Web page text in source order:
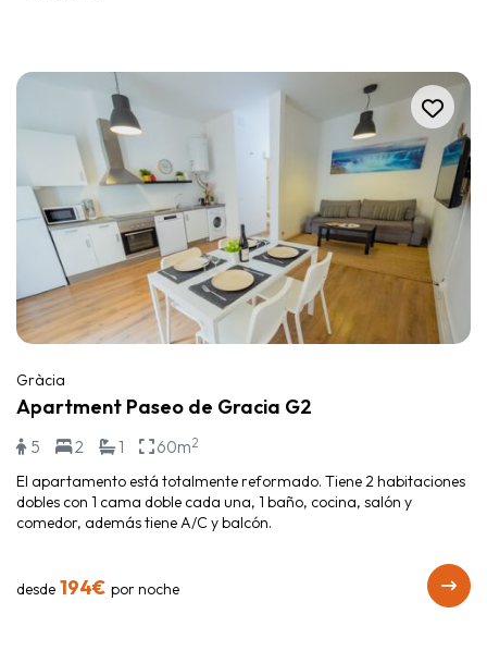
Gràcia
Apartment Paseo de Gracia G2
5 2 1 60m2
El apartamento está totalmente reformado. Tiene 2 habitaciones
dobles con 1 cama doble cada una, 1 baño, cocina, salón y
comedor, además tiene A/C y balcón.
desde 194€ por noche